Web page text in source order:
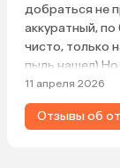
добраться не
аккуратный,
чисто, только
пыль нашел)
каждый день,
постельное/
Завтраки не
11 апреля 2026
Отзывы об